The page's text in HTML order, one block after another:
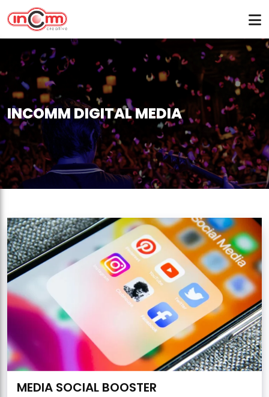
INCOMM DIGITAL MEDIA
MEDIA SOCIAL BOOSTER